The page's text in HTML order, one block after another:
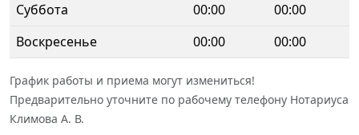
Суббота
00:00
00:00
Воскресенье
00:00 00:00
График работы и приема могут измениться!
Предварительно уточните по рабочему телефону Нотариуса
Климова А. В.